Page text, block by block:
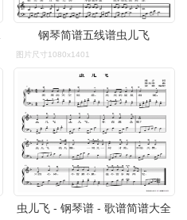
钢琴简谱五线谱虫儿飞
图片尺寸1080x1401
虫儿飞 - 钢琴谱 - 歌谱简谱大全